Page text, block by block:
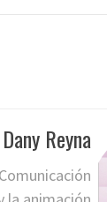
Dany Reyna